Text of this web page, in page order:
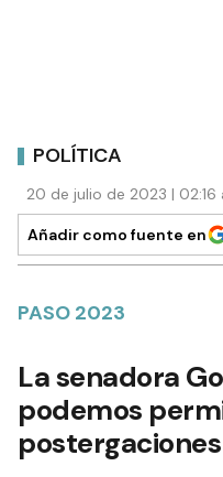
POLÍTICA
20 de julio de 2023 |
Añadir como fuente en
PASO 2023
La senadora
podemos